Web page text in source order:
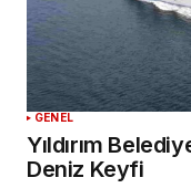
GENEL
Yıldırım
Deniz Keyfi